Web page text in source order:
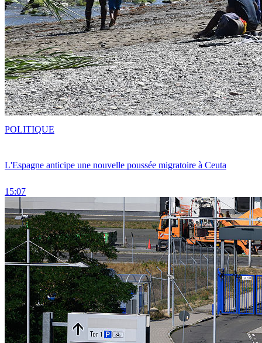
L'Espagne anticipe une nouvelle poussée migratoire à Ceuta
15:07
POLITIQUE